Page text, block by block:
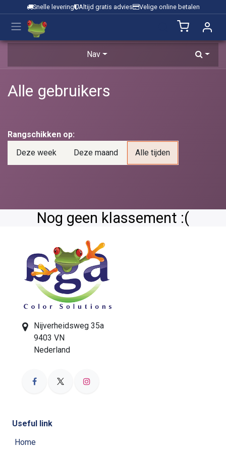
Overslaan naar inhoud
Snelle levering Altijd gratis advies Velige online betalen
Nav
Alle gebruikers
Rangschikken op:
Deze week
Deze maand Alle tijden
Nog geen klassement :(
Nijverheidsweg 35a
9403 VN
Nederland
Useful link
Home